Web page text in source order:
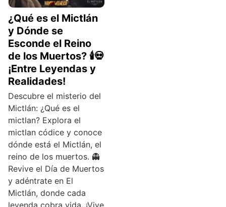
¿Qué es el Mictlán
y Dónde se
Esconde el Reino
de los Muertos? 🕯️💀
¡Entre Leyendas y
Realidades!
Descubre el misterio del
Mictlán: ¿Qué es el
mictlan? Explora el
mictlan códice y conoce
dónde está el Mictlán, el
reino de los muertos. 👻
Revive el Día de Muertos
y adéntrate en El
Mictlán, donde cada